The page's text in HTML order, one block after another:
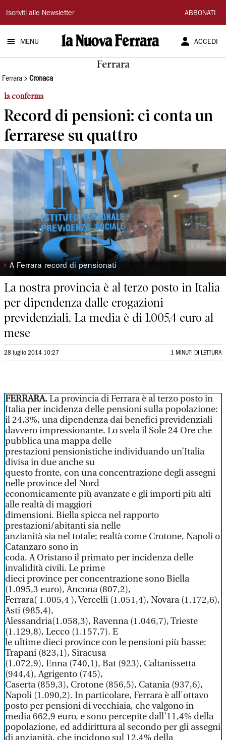
La
Nuova
Ferrara
Iscriviti alle Newsletter ABBONATI
MENU ACCEDI
Ferrara
Ferrara Cronaca
la conferma
Record di pensioni: ci conta un
ferrarese su quattro
◗ A Ferrara record di pensionati
La nostra provincia è al terzo posto in Italia
per dipendenza dalle erogazioni
previdenziali. La media è di 1.005,4 euro al
mese
28 luglio 2014 10:27 1 MINUTI DI LETTURA
FERRARA.La provincia di Ferrara è al terzo posto in
Italia per incidenza delle pensioni sulla popolazione:
il 24,3%, una dipendenza dai benefici previdenziali
davvero impressionante. Lo svela il Sole 24 Ore che
pubblica una mappa delle
prestazioni pensionistiche individuando un’Italia
divisa in due anche su
questo fronte, con una concentrazione degli assegni
nelle province del Nord
economicamente più avanzate e gli importi più alti
alle realtà di maggiori
dimensioni. Biella spicca nel rapporto
prestazioni/abitanti sia nelle
anzianità sia nel totale; realtà come Crotone, Napoli o
Catanzaro sono in
coda. A Oristano il primato per incidenza delle
invalidità civili. Le prime
dieci province per concentrazione sono Biella
(1.095,3 euro), Ancona (807,2),
Ferrara( 1.005,4 ), Vercelli (1.051,4), Novara (1.172,6),
Asti (985,4),
Alessandria(1.058,3), Ravenna (1.046,7), Trieste
(1.129,8), Lecco (1.157,7). E
le ultime dieci province con le pensioni più basse:
Trapani (823,1), Siracusa
(1.072,9), Enna (740,1), Bat (923), Caltanissetta
(944,4), Agrigento (745),
Caserta (859,3), Crotone (856,5), Catania (937,6),
Napoli (1.090,2). In particolare, Ferrara è all'ottavo
posto per pensioni di vecchiaia, che valgono in
media 662,9 euro, e sono percepite dall'11,4% della
popolazione, ed addirittura al secondo per gli assegni
di anzianità, che incidono sul 12,4% della